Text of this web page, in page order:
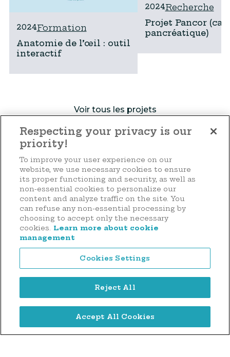
Faire un don
2024Formation
Anatomie de l’œil : outil
interactif
2024Recherche
Projet Pancor
pancréatique)
Voir tous les projets
44 rue d'Anvers
L-1130 Luxembourg
Tél. : (+352) 2636 9900
Mentions légales
Politique de confidentialité
Politique des cookies
Respecting your privacy is our
priority!
To improve your user experience on our
website, we use necessary cookies to ensure
its proper functioning and security, as well as
non-essential cookies to personalize our
content and analyze traffic on the site. You
can refuse any non-essential processing by
choosing to accept only the necessary
cookies.
Learn more about cookie
management
Cookies Settings
Reject All
Accept All Cookies